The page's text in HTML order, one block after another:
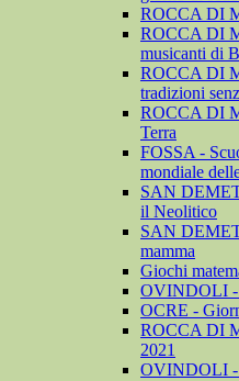
ROCCA DI
ROCCA DI
musicanti di
ROCCA DI
tradizioni
ROCCA DI
Terra
FOSSA -
mondiale
SAN
il Neolitico
SAN
mamma
Giochi
OVINDOLI -
OCRE -
ROCCA DI
2021
OVINDOLI -